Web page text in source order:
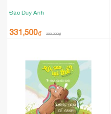
Đào Duy Anh
331,500₫ 390,000₫